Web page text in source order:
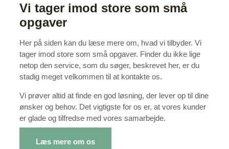
Vi tager imod store som små
opgaver
Her på siden kan du læse mere om, hvad vi tilbyder. Vi
tager imod store som små opgaver. Finder du ikke lige
netop den service, som du søger, beskrevet her, er du
stadig meget velkommen til at kontakte os.
Vi prøver altid at finde en god løsning, der lever op til dine
ønsker og behov. Det vigtigste for os er, at vores kunder
er glade og tilfredse med vores samarbejde.
Læs mere om os